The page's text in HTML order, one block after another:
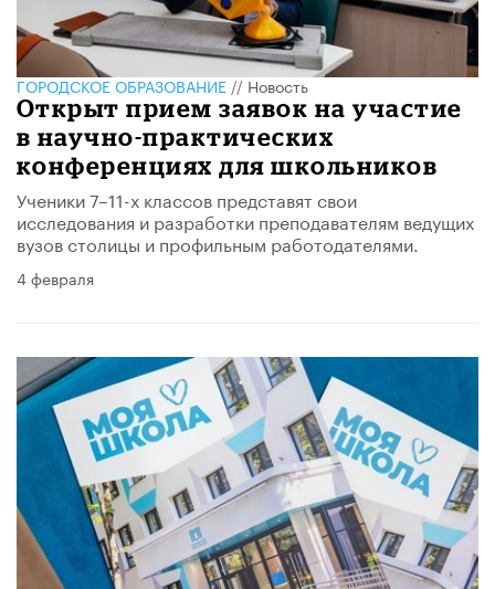
ГОРОДСКОЕ ОБРАЗОВАНИЕ//Новость
Открыт прием заявок на участие
в научно-практических
конференциях для школьников
Ученики 7–11-х классов представят свои
исследования и разработки преподавателям ведущих
вузов столицы и профильным работодателями.
4 февраля